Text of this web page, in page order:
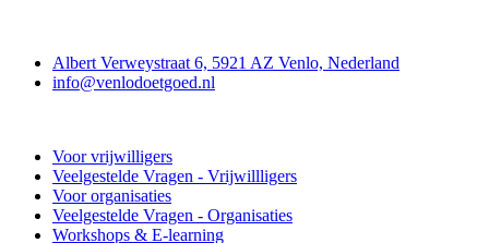
Albert Verweystraat 6, 5921 AZ Venlo, Nederland
info@venlodoetgoed.nl
Voor vrijwilligers
Veelgestelde Vragen - Vrijwillligers
Voor organisaties
Veelgestelde Vragen - Organisaties
Workshops & E-learning